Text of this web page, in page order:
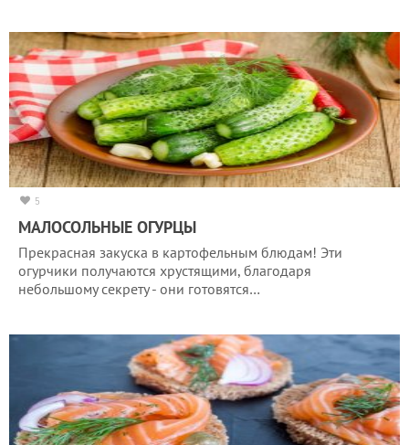
5
МАЛОСОЛЬНЫЕ ОГУРЦЫ
Прекрасная закуска в картофельным блюдам! Эти
огурчики получаются хрустящими, благодаря
небольшому секрету - они готовятся…